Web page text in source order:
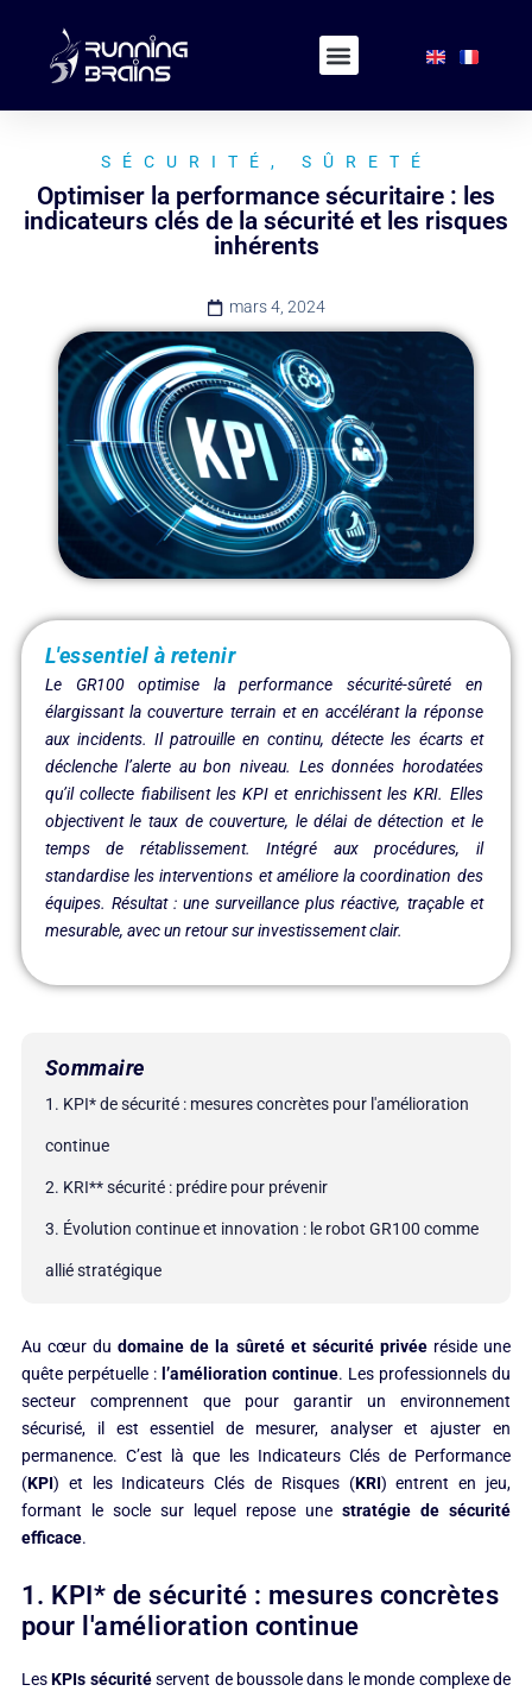
SÉCURITÉ , SÛRETÉ
Optimiser la performance sécuritaire : les
indicateurs clés de la sécurité et les risques
inhérents
mars 4, 2024
L'essentiel à retenir
Le GR100 optimise la performance sécurité-sûreté en
élargissant la couverture terrain et en accélérant la réponse
aux incidents. Il patrouille en continu, détecte les écarts et
déclenche l’alerte au bon niveau. Les données horodatées
qu’il collecte fiabilisent les KPI et enrichissent les KRI. Elles
objectivent le taux de couverture, le délai de détection et le
temps de rétablissement. Intégré aux procédures, il
standardise les interventions et améliore la coordination des
équipes. Résultat : une surveillance plus réactive, traçable et
mesurable, avec un retour sur investissement clair.
Sommaire
1. KPI* de sécurité : mesures concrètes pour l'amélioration
continue
2. KRI** sécurité : prédire pour prévenir
3. Évolution continue et innovation : le robot GR100 comme
allié stratégique​
Au cœur dudomaine de la sûreté et sécurité privéeréside une
quête perpétuelle : l’amélioration continue. Les professionnels du
secteur comprennent que pour garantir un environnement
sécurisé, il est essentiel de mesurer, analyser et ajuster en
permanence. C’est là que les Indicateurs Clés de Performance
(KPI) et les Indicateurs Clés de Risques (KRI) entrent en jeu,
formant le socle sur lequel repose unestratégie de sécurité
efficace.
1. KPI* de sécurité : mesures concrètes
pour l'amélioration continue
LesKPIs sécuritéservent de boussole dans le monde complexe de